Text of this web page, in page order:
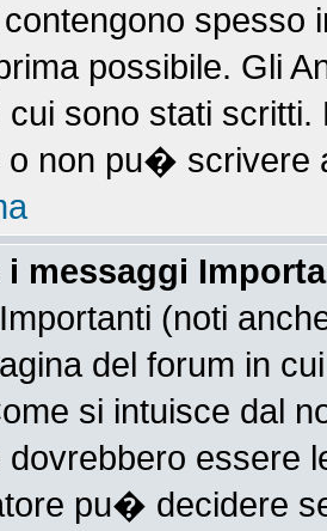
spesso
possibile. Gli
cui sono stati
non pu� scrivere
i messaggi
(noti
del forum in
si intuisce dal
dovrebbero essere
pu� decidere